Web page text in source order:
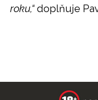
roku,“doplňuje